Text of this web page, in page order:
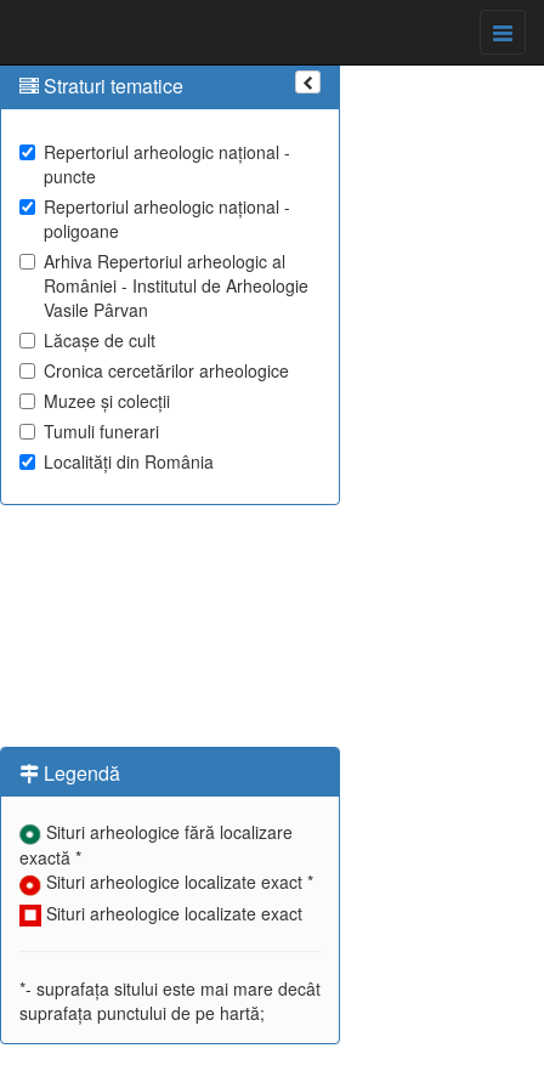
Straturi tematice
Repertoriul arheologic național -
puncte
Repertoriul arheologic național -
poligoane
Arhiva Repertoriul arheologic al
României - Institutul de Arheologie
Vasile Pârvan
Lăcașe de cult
Cronica cercetărilor arheologice
Muzee și colecții
Tumuli funerari
Localități din România
Legendă
Situri arheologice fără localizare
exactă *
Situri arheologice localizate exact *
Situri arheologice localizate exact
*- suprafața sitului este mai mare decât
suprafața punctului de pe hartă;